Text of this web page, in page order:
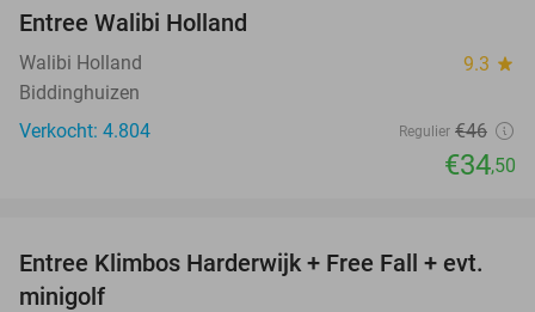
Entree Walibi Holland
Walibi Holland 9.3 star
Biddinghuizen
Verkocht: 4.804
Regulier €46
€34,50
30%
Entree Klimbos Harderwijk + Free Fall + evt.
minigolf